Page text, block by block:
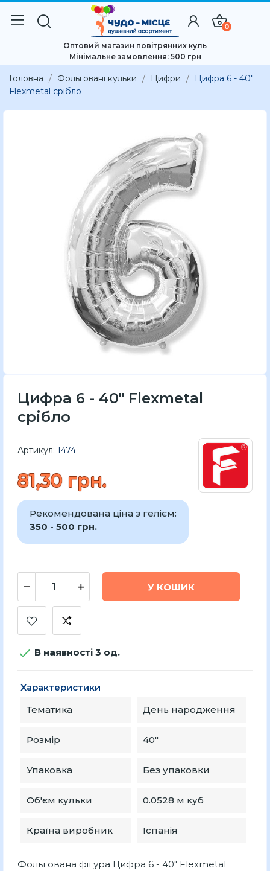
0
Оптовий магазин повітрянних куль
Мінімальне замовлення: 500 грн
Головна Фольговані кульки Цифри
Цифра 6 - 40"
Flexmetal срібло
Цифра 6 - 40" Flexmetal
срібло
Артикул: 1474
81,30 грн.
Рекомендована ціна з гелієм:
350 - 500 грн.
У КОШИК
 В наявності 3 од.
Характеристики
Тематика
День народження
Розмір 40"
Упаковка Без упаковки
Об'єм кульки 0.0528 м куб
Країна виробник Іспанія
Фольгована фігура Цифра 6 - 40" Flexmetal